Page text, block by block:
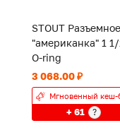
STOUT
"американка" 1
O-ring
3 068.00 ₽
Мгновенный кеш-
+ 61 ?